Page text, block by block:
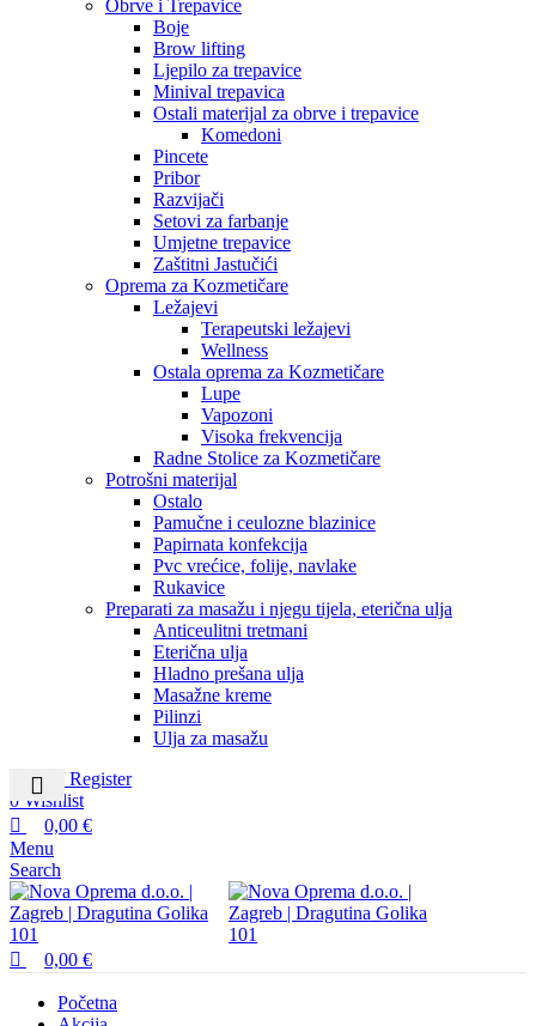
Obrve i Trepavice
Boje
Brow lifting
Ljepilo za trepavice
Minival trepavica
Ostali materijal za obrve i trepavice
Komedoni
Pincete
Pribor
Razvijači
Setovi za farbanje
Umjetne trepavice
Zaštitni Jastučići
Oprema za Kozmetičare
Ležajevi
Terapeutski ležajevi
Wellness
Ostala oprema za Kozmetičare
Lupe
Vapozoni
Visoka frekvencija
Radne Stolice za Kozmetičare
Potrošni materijal
Ostalo
Pamučne i ceulozne blazinice
Papirnata konfekcija
Pvc vrećice, folije, navlake
Rukavice
Preparati za masažu i njegu tijela, eterična ulja
Anticeulitni tretmani
Eterična ulja
Hladno prešana ulja
Masažne kreme
Pilinzi
Ulja za masažu
Login / Register
0 Wishlist
0,00 €
Menu
Search
0,00 €
Početna